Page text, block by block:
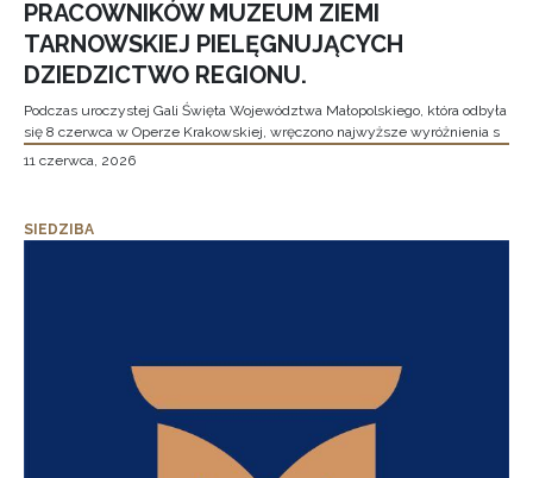
PRACOWNIKÓW MUZEUM ZIEMI
TARNOWSKIEJ PIELĘGNUJĄCYCH
DZIEDZICTWO REGIONU.
Podczas uroczystej Gali Święta Województwa Małopolskiego, która odbyła
się 8 czerwca w Operze Krakowskiej, wręczono najwyższe wyróżnienia s
11 czerwca, 2026
SIEDZIBA